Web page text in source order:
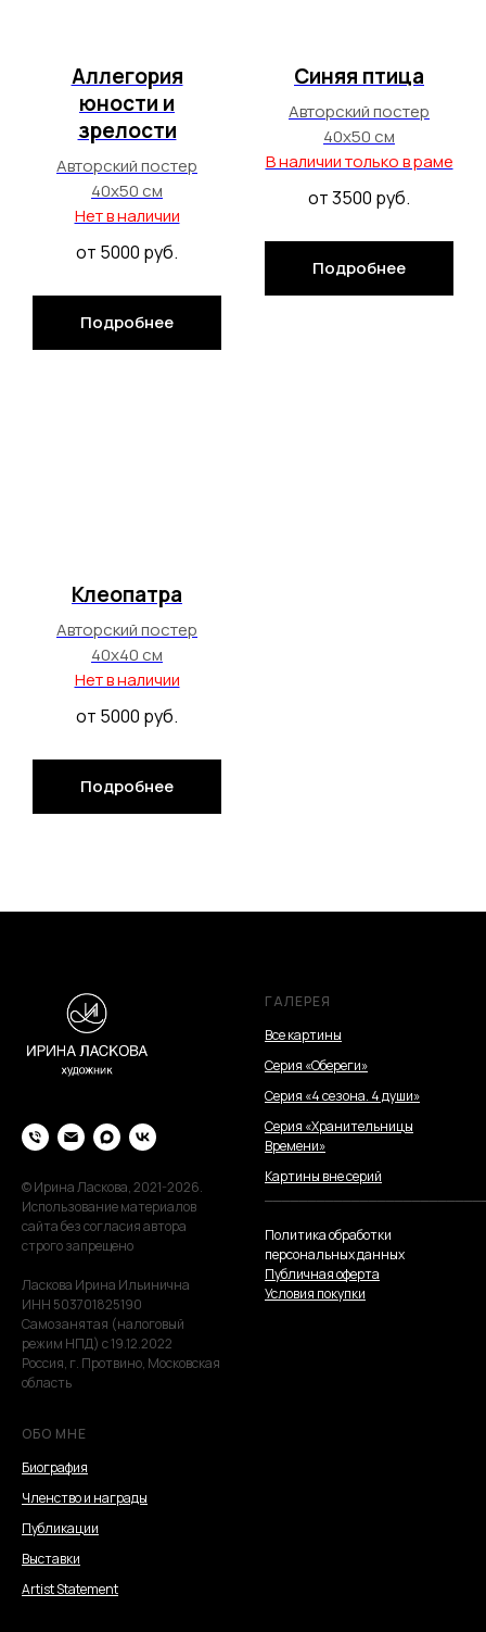
Аллегория
юности и
зрелости
Авторский постер
40х50 см
Нет в наличии
от 5000 руб.
Подробнее
Синяя птица
Авторский постер
40х50 см
В наличии только в раме
от 3500 руб.
Подробнее
Клеопатра
Авторский постер
40х40 см
Нет в наличии
от 5000 руб.
Подробнее
© Ирина Ласкова, 2021-2026.
Использование материалов
сайта без согласия автора
строго запрещено
Ласкова Ирина Ильинична
ИНН 503701825190
Самозанятая (налоговый
режим НПД) с 19.12.2022
Россия, г. Протвино, Московская
область
ГАЛЕРЕЯ
Все картины
Серия «Обереги»
Серия «4 сезона. 4 души»
Серия «Хранительницы
Времени»
Картины вне серий
Политика обработки
персональных данных
Публичная оферта
Условия покупки
ОБО МНЕ
Биография
Членство и награды
Публикации
Выставки
Artist Statement